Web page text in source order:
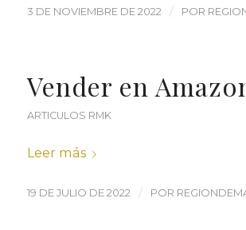
3 DE NOVIEMBRE DE 2022 / POR
Vender en
ARTICULOS RMK
Leer más
19 DE JULIO DE 2022 / POR